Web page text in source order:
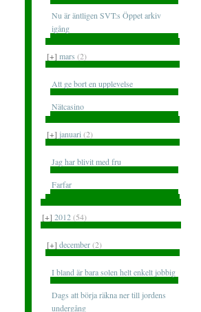
Nu är äntligen SVT:s Öppet arkiv
igång
[+] mars (2)
Att ge bort en upplevelse
Nätcasino
[+] januari (2)
Jag har blivit med fru
Farfar
[+] 2012(54)
[+] december(2)
I bland är bara solen helt enkelt jobbig
Dags att börja räkna ner till jordens
undergång